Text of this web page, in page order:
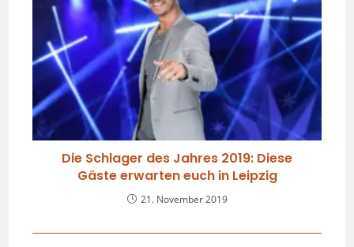
Die Schlager des Jahres 2019: Diese
Gäste erwarten euch in Leipzig
21. November 2019